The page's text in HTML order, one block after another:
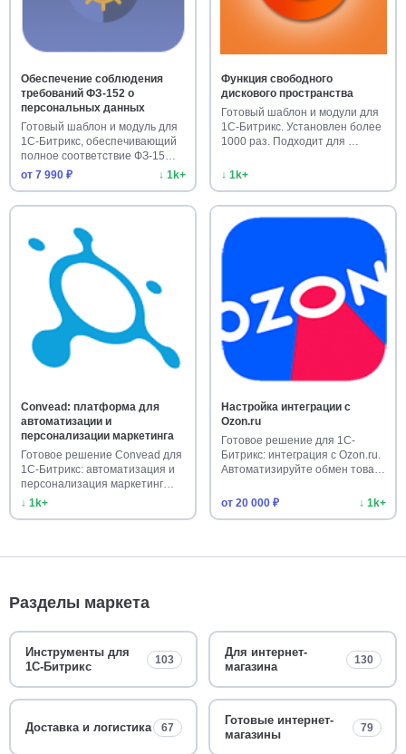
Обеспечение соблюдения
требований ФЗ-152 о
персональных данных
Готовый шаблон и модуль для
1С-Битрикс, обеспечивающий
полное соответствие ФЗ-15…
от 7 990 ₽
↓ 1k+
Функция свободного
дискового пространства
Готовый шаблон и модули для
1С-Битрикс. Установлен более
1000 раз. Подходит для …
↓ 1k+
Convead: платформа для
автоматизации и
персонализации маркетинга
Готовое решение Convead для
1С-Битрикс: автоматизация и
персонализация маркетинг…
↓ 1k+
Настройка интеграции с
Ozon.ru
Готовое решение для 1С-
Битрикс: интеграция с Ozon.ru.
Автоматизируйте обмен това…
от 20 000 ₽ ↓ 1k+
Разделы маркета
Инструменты для
1С-Битрикс
103
Для интернет-
магазина
130
Доставка и логистика 67
Готовые интернет-
магазины
79